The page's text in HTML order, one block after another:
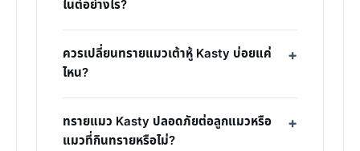
ไนต์อย่างไร?
ควรเปลี่ยนทรายแมวเต้าหู้ Kasty บ่อยแค่
ไหน?
ทรายแมว Kasty ปลอดภัยต่อลูกแมวหรือ
แมวที่กินทรายหรือไม่?